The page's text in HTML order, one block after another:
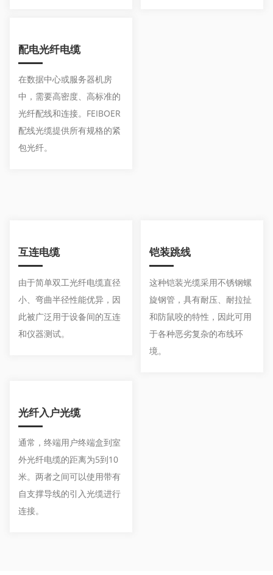
配电光纤电缆
在数据中心或服务器机房
中，需要高密度、高标准的
光纤配线和连接。FEIBOER
配线光缆提供所有规格的紧
包光纤。
互连电缆
由于简单双工光纤电缆直径
小、弯曲半径性能优异，因
此被广泛用于设备间的互连
和仪器测试。
铠装跳线
这种铠装光缆采用不锈钢螺
旋钢管，具有耐压、耐拉扯
和防鼠咬的特性，因此可用
于各种恶劣复杂的布线环
境。
光纤入户光缆
通常，终端用户终端盒到室
外光纤电缆的距离为5到10
米。两者之间可以使用带有
自支撑导线的引入光缆进行
连接。